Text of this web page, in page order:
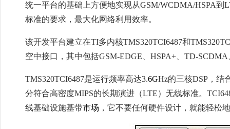
统一平台的基础上方便地实现从GSM/WCDMA/HSPA
标准的要求，最大化网络利用效率。
该开发平台建立在TI多内核TMS320TCI6487和
空中接口，其中包括GSM-EDGE、HSPA+、TD-
TMS320TCI6487是运行频率高达3.6GHz的三核DSP，结
分符合高密度MIPS的长期演进（LTE）无线标准。
线基础设施基带市场 ，它不要任何硬件设计，就能轻松